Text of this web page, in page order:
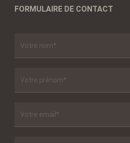
FORMULAIRE DE CONTACT